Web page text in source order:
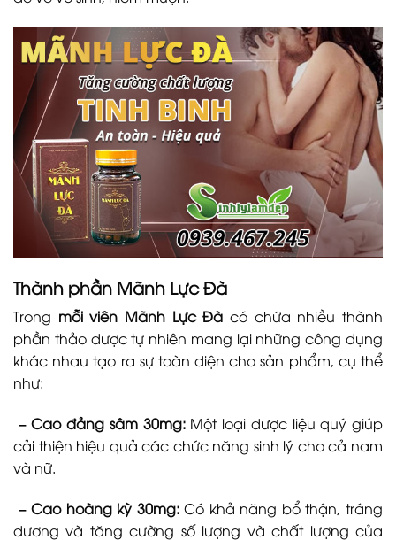
Thành phần Mãnh Lực Đà
Trong mỗi viên Mãnh Lực Đà có chứa nhiều thành
phần thảo dược tự nhiên mang lại những công dụng
khác nhau tạo ra sự toàn diện cho sản phẩm, cụ thể
như:
– Cao đảng sâm 30mg:Một loại dược liệu quý giúp
cải thiện hiệu quả các chức năng sinh lý cho cả nam
và nữ.
– Cao hoàng kỳ 30mg:Có khả năng bổ thận, tráng
dương và tăng cường số lượng và chất lượng của